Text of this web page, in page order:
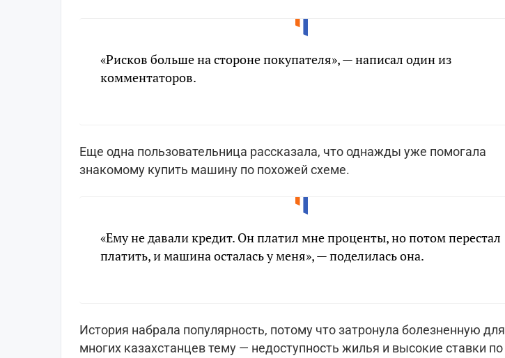
«Рисков больше на стороне покупателя», — написал один из
комментаторов.
Еще одна пользовательница рассказала, что однажды уже помогала
знакомому купить машину по похожей схеме.
«Ему не давали кредит. Он платил мне проценты, но потом перестал
платить, и машина осталась у меня», — поделилась она.
История набрала популярность, потому что затронула болезненную для
многих казахстанцев тему — недоступность жилья и высокие ставки по